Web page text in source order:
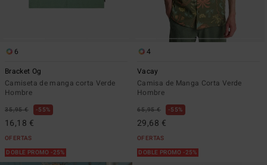
6
Bracket Og
Camiseta de manga corta Verde
Hombre
35,95 € 55%
16,18 €
OFERTAS
DOBLE PROMO -25%
4
Vacay
Camisa de Manga Corta Verde
Hombre
65,95 € 55%
29,68 €
OFERTAS
DOBLE PROMO -25%